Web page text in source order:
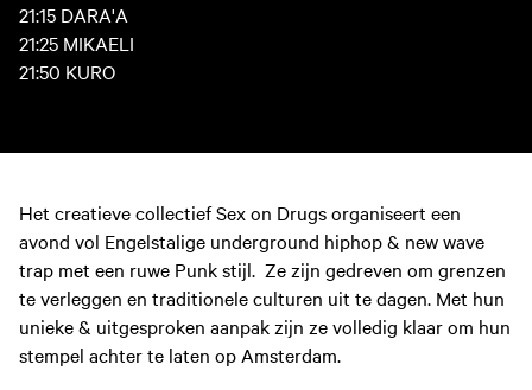
21:15 DARA'A
21:25 MIKAELI
21:50 KURO
Het creatieve collectief Sex on Drugs organiseert een
avond vol Engelstalige underground hiphop & new wave
trap met een ruwe Punk stijl. Ze zijn gedreven om grenzen
te verleggen en traditionele culturen uit te dagen. Met hun
unieke & uitgesproken aanpak zijn ze volledig klaar om hun
stempel achter te laten op Amsterdam.